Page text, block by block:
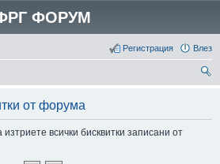
ФОРУМ
Влез
Регистрация
от форума
всички бисквитки записани от